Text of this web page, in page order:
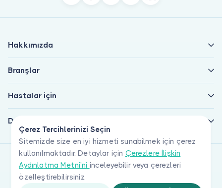
Çerez Tercihlerinizi Seçin
Sitemizde size en iyi hizmeti sunabilmek için çerez
kullanılmaktadır. Detaylar için Çerezlere İlişkin
Aydınlatma Metni'ni inceleyebilir veya çerezleri
özelleştirebilirsiniz.
Hakkımızda
Branşlar
Hastalar için
Doktorlar için